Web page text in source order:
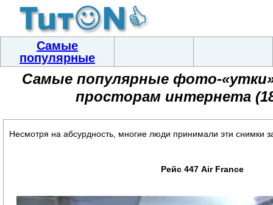
Самые
популярные
Самые популярные фото-
просторам интернета
Несмотря на абсурдность, многие люди принимали эти снимки
Рейс 447 Air France